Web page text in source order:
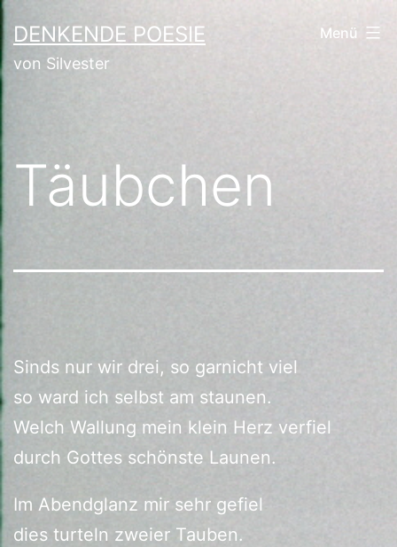
Zum
Inhalt
springen
DENKENDE POESIE
von Silvester
Menü
Täubchen
Sinds nur wir drei, so garnicht viel
so ward ich selbst am staunen.
Welch Wallung mein klein Herz verfiel
durch Gottes schönste Launen.
Im Abendglanz mir sehr gefiel
dies turteln zweier Tauben.